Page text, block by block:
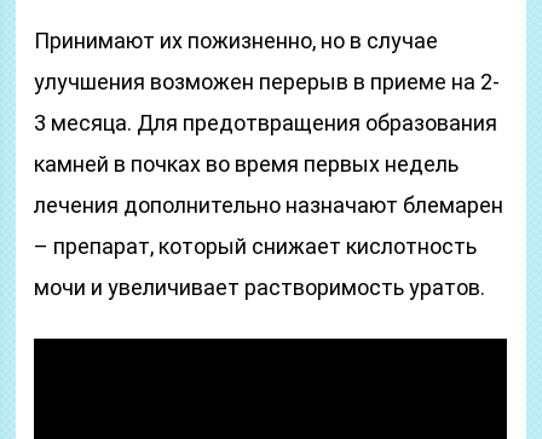
Принимают их пожизненно, но в случае
улучшения возможен перерыв в приеме на 2-
3 месяца. Для предотвращения образования
камней в почках во время первых недель
лечения дополнительно назначают блемарен
– препарат, который снижает кислотность
мочи и увеличивает растворимость уратов.